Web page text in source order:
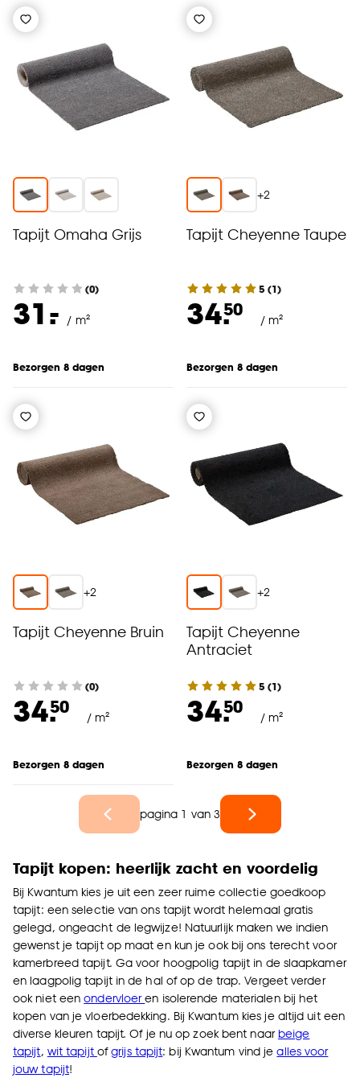
Tapijt Omaha Grijs
(0)
31.
- / m²
Bezorgen 8 dagen
+2
Tapijt Cheyenne Taupe
5 (1)
34.50
/ m²
Bezorgen 8 dagen
+2
Tapijt Cheyenne Bruin
(0)
34.50
/ m²
Bezorgen 8 dagen
+2
Tapijt Cheyenne
Antraciet
5 (1)
34.50
/ m²
Bezorgen 8 dagen
pagina 1 van 3
Tapijt kopen: heerlijk zacht en voordelig
Bij Kwantum kies je uit een zeer ruime collectie goedkoop
tapijt: een selectie van ons tapijt wordt helemaal gratis
gelegd, ongeacht de legwijze! Natuurlijk maken we indien
gewenst je tapijt op maat en kun je ook bij ons terecht voor
kamerbreed tapijt. Ga voor hoogpolig tapijt in de slaapkamer
en laagpolig tapijt in de hal of op de trap. Vergeet verder
ook niet eenondervloeren isolerende materialen bij het
kopen van je vloerbedekking. Bij Kwantum kies je altijd uit een
diverse kleuren tapijt. Of je nu op zoek bent naarbeige
tapijt, wit tapijt ofgrijs tapijt: bij Kwantum vind jealles voor
jouw tapijt!